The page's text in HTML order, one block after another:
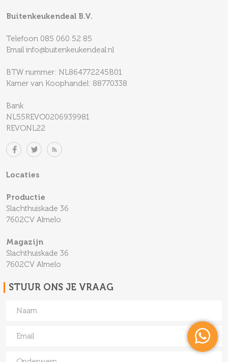
Buitenkeukendeal B.V.
Telefoon 085 060 52 85
Email info@buitenkeukendeal.nl
BTW nummer: NL864772245B01
Kamer van Koophandel: 88770338
Bank
NL55REVO0206939981
REVONL22
Locaties
Productie
Slachthuiskade 36
7602CV Almelo
Magazijn
Slachthuiskade 36
7602CV Almelo
STUUR ONS JE VRAAG